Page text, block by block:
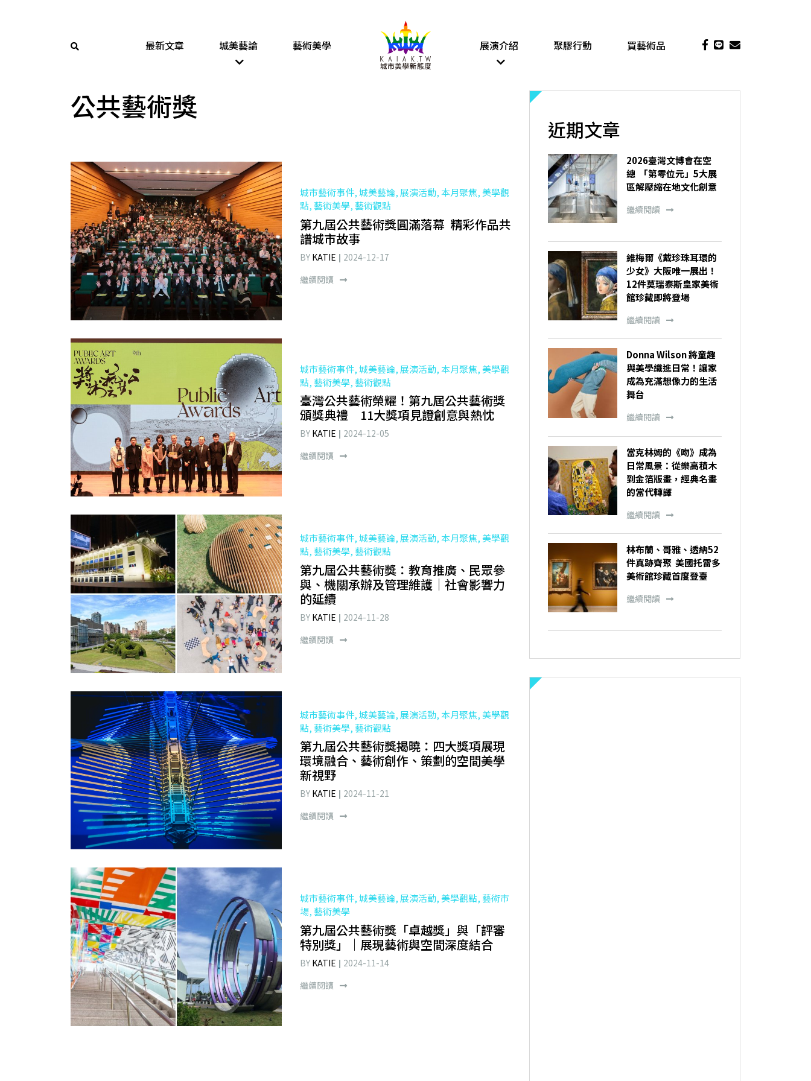
最新文章 城美藝論 藝術美學 展演介紹 聚膠行動 買藝術品
公共藝術獎
城市藝術事件, 城美藝論, 展演活動, 本月聚焦, 美學觀
點, 藝術美學, 藝術觀點
第九屆公共藝術獎圓滿落幕 精彩作品共
譜城市故事
BY KATIE
2024-12-17
繼續閱讀
城市藝術事件, 城美藝論, 展演活動, 本月聚焦, 美學觀
點, 藝術美學, 藝術觀點
臺灣公共藝術榮耀！第九屆公共藝術獎
頒獎典禮 11大獎項見證創意與熱忱
BY KATIE
2024-12-05
繼續閱讀
城市藝術事件, 城美藝論, 展演活動, 本月聚焦, 美學觀
點, 藝術美學, 藝術觀點
第九屆公共藝術獎：教育推廣、民眾參
與、機關承辦及管理維護｜社會影響力
的延續
BY KATIE
2024-11-28
繼續閱讀
城市藝術事件, 城美藝論, 展演活動, 本月聚焦, 美學觀
點, 藝術美學, 藝術觀點
第九屆公共藝術獎揭曉：四大獎項展現
環境融合、藝術創作、策劃的空間美學
新視野
BY KATIE
2024-11-21
繼續閱讀
城市藝術事件, 城美藝論, 展演活動, 美學觀點, 藝術市
場, 藝術美學
第九屆公共藝術獎「卓越獎」與「評審
特別獎」｜展現藝術與空間深度結合
BY KATIE
2024-11-14
繼續閱讀
近期文章
2026臺灣文博會在空
總 「第零位元」5大展
區解壓縮在地文化創意
繼續閱讀
維梅爾《戴珍珠耳環的
少女》大阪唯一展出！
12件莫瑞泰斯皇家美術
館珍藏即將登場
繼續閱讀
Donna Wilson 將童趣
與美學織進日常！讓家
成為充滿想像力的生活
舞台
繼續閱讀
當克林姆的《吻》成為
日常風景：從樂高積木
到金箔版畫，經典名畫
的當代轉譯
繼續閱讀
林布蘭、哥雅、透納52
件真跡齊聚 美國托雷多
美術館珍藏首度登臺
繼續閱讀